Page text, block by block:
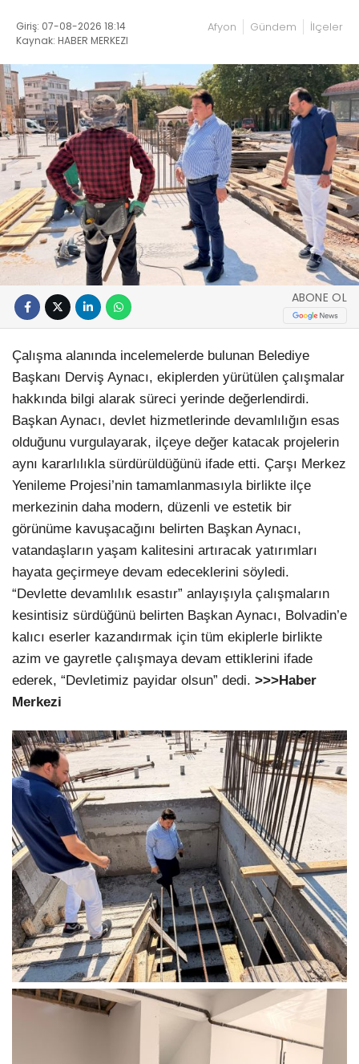
Giriş: 07-08-2026 18:14
Kaynak: HABER MERKEZI
Afyon Gündem İlçeler
ABONE OL
Çalışma alanında incelemelerde bulunan Belediye
Başkanı Derviş Aynacı, ekiplerden yürütülen çalışmalar
hakkında bilgi alarak süreci yerinde değerlendirdi.
Başkan Aynacı, devlet hizmetlerinde devamlılığın esas
olduğunu vurgulayarak, ilçeye değer katacak projelerin
aynı kararlılıkla sürdürüldüğünü ifade etti. Çarşı Merkez
Yenileme Projesi’nin tamamlanmasıyla birlikte ilçe
merkezinin daha modern, düzenli ve estetik bir
görünüme kavuşacağını belirten Başkan Aynacı,
vatandaşların yaşam kalitesini artıracak yatırımları
hayata geçirmeye devam edeceklerini söyledi.
“Devlette devamlılık esastır” anlayışıyla çalışmaların
kesintisiz sürdüğünü belirten Başkan Aynacı, Bolvadin’e
kalıcı eserler kazandırmak için tüm ekiplerle birlikte
azim ve gayretle çalışmaya devam ettiklerini ifade
ederek, “Devletimiz payidar olsun” dedi. >>>Haber
Merkezi